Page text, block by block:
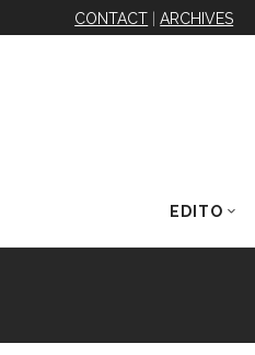
CONTACT |ARCHIVES
EDITO